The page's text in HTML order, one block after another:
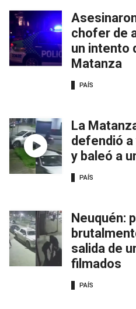
chofer de
un intento
Matanza
PAÍS
La
defendió
y baleó a
PAÍS
Neuquén:
salida de
filmados
PAÍS